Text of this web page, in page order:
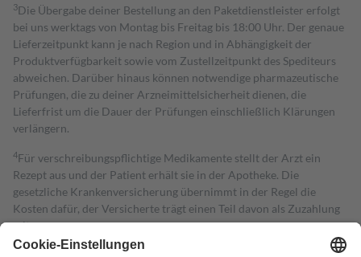
3Die Übergabe deiner Bestellung an den Paketdienstleister erfolgt
bei uns werktags von Montag bis Freitag bis 18:00 Uhr. Der genaue
Lieferzeitpunkt kann je nach Region und in Abhängigkeit der
Produktverfügbarkeit sowie vom Zustellzeitpunkt des Spediteurs
abweichen. Darüber hinaus können notwendige pharmazeutische
Prüfungen, die zu deiner Arzneimittelsicherheit dienen, die
Lieferfrist um die Dauer der Prüfungen einschließlich Klärungen
verlängern.
4Für verschreibungspflichtige Medikamente stellt der Arzt ein
Rezept aus und der Patient erhält sie in der Apotheke. Die
gesetzliche Krankenversicherung übernimmt in der Regel die
Kosten dafür, der Versicherte trägt einen Teil davon als Zuzahlung
mit.
Grundsätzlich leisten Mitglieder Zuzahlungen in Höhe von zehn